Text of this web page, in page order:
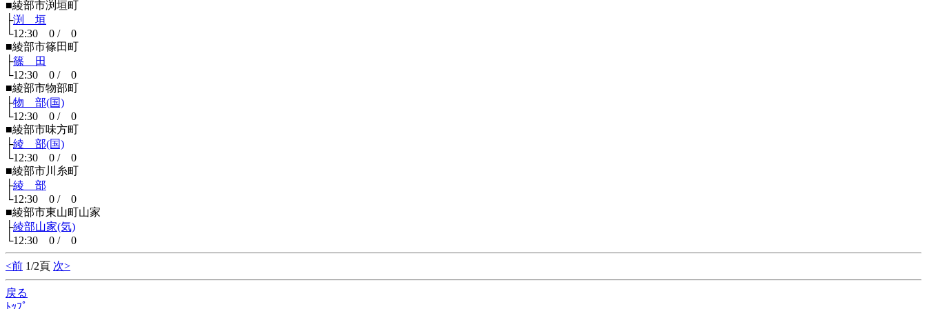
■綾部市渕垣町
├渕 垣
└12:30 0 / 0
■綾部市篠田町
├篠 田
└12:30 0 / 0
■綾部市物部町
├物 部(国)
└12:30 0 / 0
■綾部市味方町
├綾 部(国)
└12:30 0 / 0
■綾部市川糸町
├綾 部
└12:30 0 / 0
■綾部市東山町山家
├綾部山家(気)
└12:30 0 / 0
<前 1/2頁 次>
戻る
ﾄｯﾌﾟ